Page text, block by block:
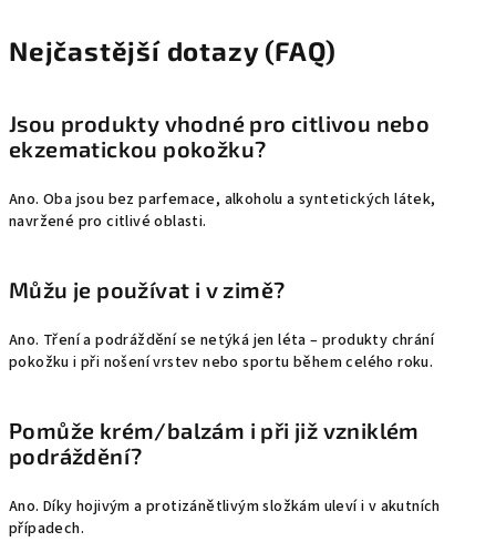
Nejčastější dotazy (FAQ)
Jsou produkty vhodné pro citlivou nebo
ekzematickou pokožku?
Ano. Oba jsou bez parfemace, alkoholu a syntetických látek,
navržené pro citlivé oblasti.
Můžu je používat i v zimě?
Ano. Tření a podráždění se netýká jen léta – produkty chrání
pokožku i při nošení vrstev nebo sportu během celého roku.
Pomůže krém/balzám i při již vzniklém
podráždění?
Ano. Díky hojivým a protizánětlivým složkám uleví i v akutních
případech.